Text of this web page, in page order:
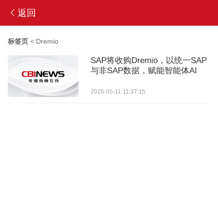
返回
标签页< Dremio
SAP将收购Dremio，以统一SAP
与非SAP数据，赋能智能体AI
2026-05-11 11:37:15